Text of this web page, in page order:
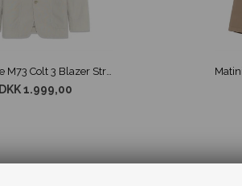
Matinique M73 Colt 3 Blazer Stribet Beige
DKK 1.999,00